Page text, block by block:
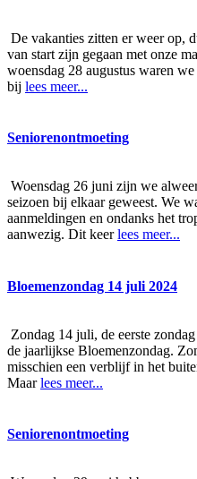
De vakanties zitten er weer op,
van start zijn gegaan met onze
woensdag 28 augustus waren
bij lees meer...
Seniorenontmoeting
Woensdag 26 juni zijn we
seizoen bij elkaar geweest. We
aanmeldingen en ondanks het
aanwezig. Dit keerlees meer...
Bloemenzondag 14 juli 2024
Zondag 14 juli, de eerste
de jaarlijkse Bloemenzondag.
misschien een verblijf in het
Maarlees meer...
Seniorenontmoeting